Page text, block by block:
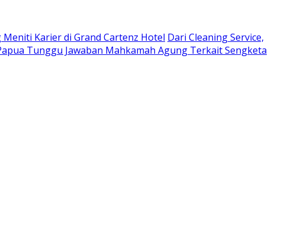
Karier di Grand Cartenz Hotel Dari Cleaning Service,
Tunggu Jawaban Mahkamah Agung Terkait Sengketa